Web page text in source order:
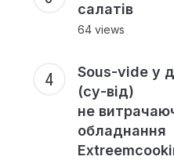
салатів
64 views
Sous-vide у
(су-від)
не
обладнання